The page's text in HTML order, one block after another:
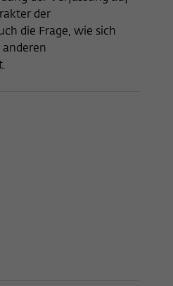
der
die Frage, wie sich
über den aktuellen
auf der Webseite des